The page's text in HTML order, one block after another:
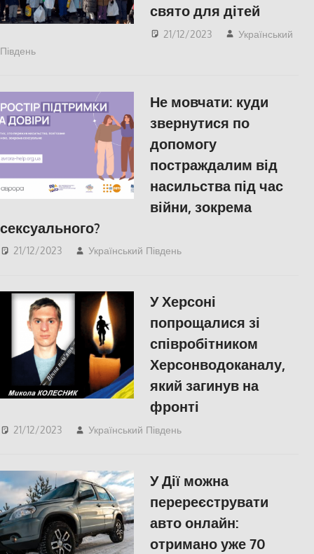
свято для дітей
21/12/2023
Український
Південь
Не мовчати: куди
звернутися по
допомогу
постраждалим від
насильства під час
війни, зокрема
сексуального?
21/12/2023 Український Південь
У Херсоні
попрощалися зі
співробітником
Херсонводоканалу,
який загинув на
фронті
21/12/2023 Український Південь
У Дії можна
перереєструвати
авто онлайн:
отримано уже 70